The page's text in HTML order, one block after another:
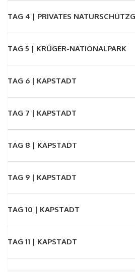
TAG 4 | PRIVATES
TAG 5 | KRÜGER-NATIONALPARK
TAG 6 | KAPSTADT
TAG 7 | KAPSTADT
TAG 8 | KAPSTADT
TAG 9 | KAPSTADT
TAG 10 | KAPSTADT
TAG 11 | KAPSTADT